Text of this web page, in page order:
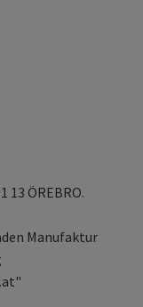
13 ÖREBRO.
Manufaktur